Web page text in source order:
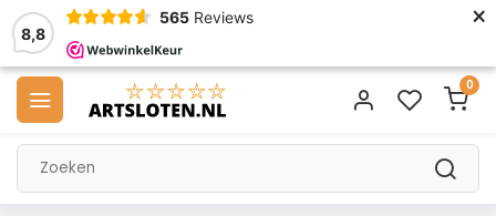
8,8
565 Reviews ×
0